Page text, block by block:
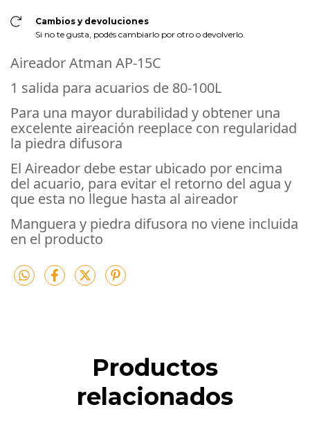
Cambios y devoluciones
Si no te gusta, podés cambiarlo por otro o devolverlo.
Aireador Atman AP-15C
1 salida para acuarios de 80-100L
Para una mayor durabilidad y obtener una
excelente aireación reeplace con regularidad
la piedra difusora
El Aireador debe estar ubicado por encima
del acuario, para evitar el retorno del agua y
que esta no llegue hasta al aireador
Manguera y piedra difusora no viene incluida
en el producto
Productos
relacionados